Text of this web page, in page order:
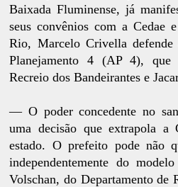
Baixada Fluminense, já
seus convênios com a Cedae
Rio, Marcelo Crivella defende
Planejamento 4 (AP 4), que
Recreio dos Bandeirantes e
— O poder concedente no
uma decisão que extrapola a
estado. O prefeito pode não
independentemente do
Volschan, do Departamento de